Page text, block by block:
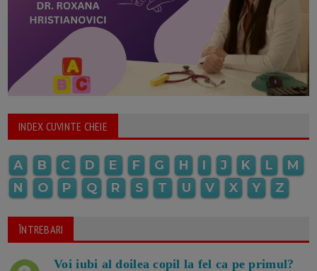
INDEX CUVINTE CHEIE
A B C D E F G H I J K L
M
N
O P Q R S T U V X Y Z
ÎNTREBARI
Voi iubi al doilea copil la fel ca pe primul?